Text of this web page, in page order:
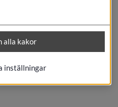
alla kakor
inställningar